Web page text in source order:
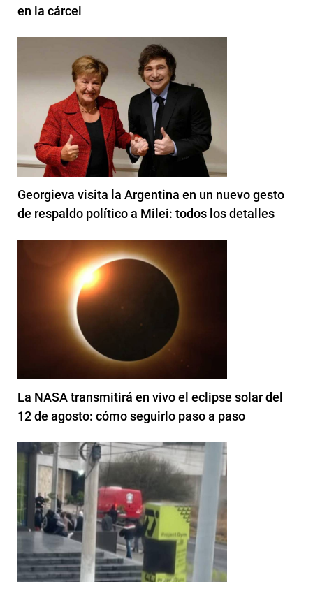
en la cárcel
Georgieva visita la Argentina en un nuevo gesto
de respaldo político a Milei: todos los detalles
La NASA transmitirá en vivo el eclipse solar del
12 de agosto: cómo seguirlo paso a paso